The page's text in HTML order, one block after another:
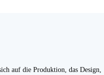
auf die Produktion, das Design,